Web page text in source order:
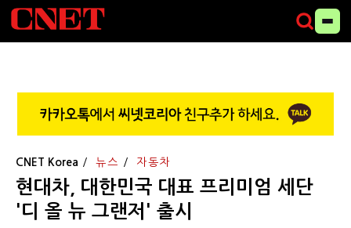
CNET Korea 뉴스 자동차
현대차, 대한민국 대표 프리미엄 세단
'디 올 뉴 그랜저' 출시